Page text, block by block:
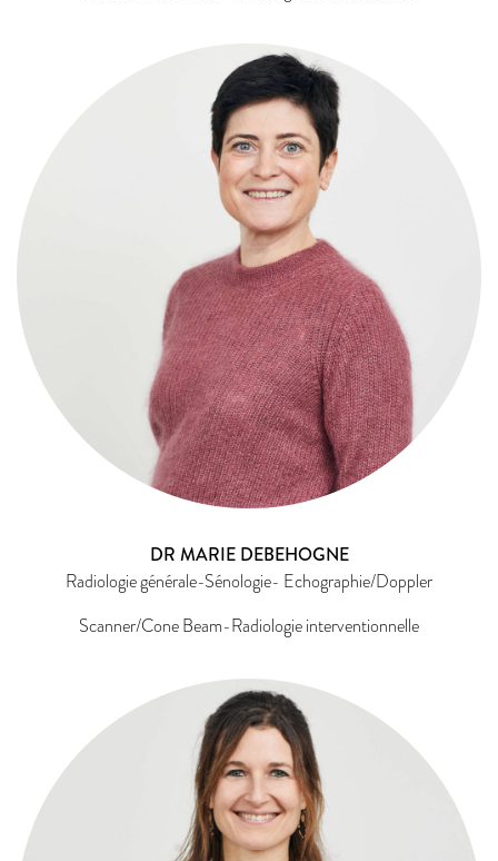
DR MARIE DEBEHOGNE
Radiologie générale-Sénologie- Echographie/Doppler
Scanner/Cone Beam-Radiologie interventionnelle